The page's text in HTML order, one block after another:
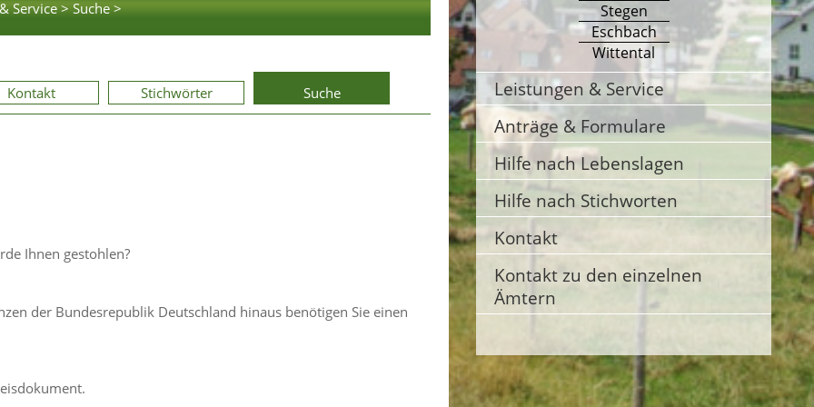
Service > Suche >
Kontakt Stichwörter Suche
Ihnen gestohlen?
der Bundesrepublik Deutschland hinaus benötigen Sie einen
Stegen
Eschbach
Wittental
Leistungen & Service
Anträge & Formulare
Hilfe nach Lebenslagen
Hilfe nach Stichworten
Kontakt
Kontakt zu den einzelnen
Ämtern